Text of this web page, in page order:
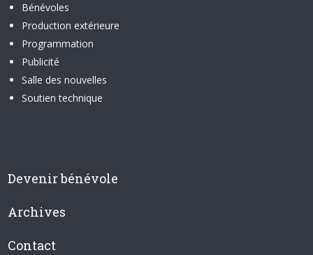
Bénévoles
Production extérieure
Programmation
Publicité
Salle des nouvelles
Soutien technique
Devenir bénévole
Archives
Contact